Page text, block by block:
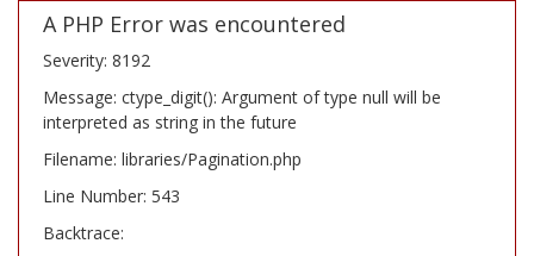
A PHP Error was encountered
Severity: 8192
Message: ctype_digit(): Argument of type null will be
interpreted as string in the future
Filename: libraries/Pagination.php
Line Number: 543
Backtrace: